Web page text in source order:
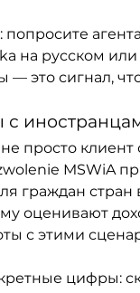
попросите
на русском
— это сигнал,
с
просто
MSWiA
граждан
оценивают
с этими
цифры: